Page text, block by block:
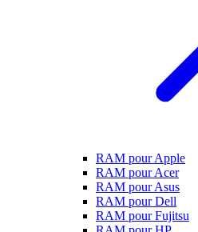
RAM pour Apple
RAM pour Acer
RAM pour Asus
RAM pour Dell
RAM pour Fujitsu